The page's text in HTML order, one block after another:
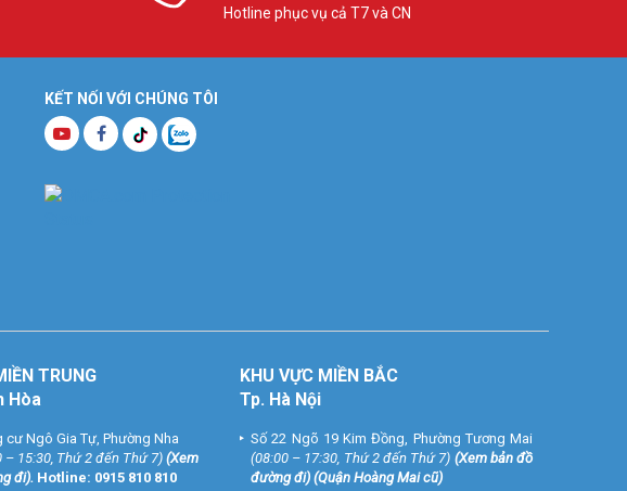
Hotline phục vụ cả T7 và CN
KẾT NỐI VỚI CHÚNG TÔI
TRUNG
Hòa
cư Ngô Gia Tự, Phường Nha
– 15:30, Thứ 2 đến Thứ 7) (Xem
đi). Hotline: 0915 810 810
KHU VỰC MIỀN BẮC
Tp. Hà Nội
Số 22 Ngõ 19 Kim Đồng, Phường Tương Mai
(08:00 – 17:30, Thứ 2 đến Thứ 7) (Xem bản đồ
đường đi) (Quận Hoàng Mai cũ)